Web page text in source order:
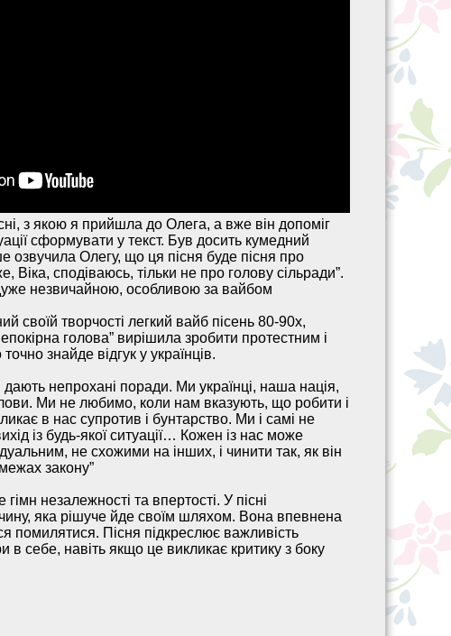
з якою я прийшла до Олега, а вже він допоміг
сформувати у текст. Був досить кумедний
озвучила Олегу, що ця пісня буде пісня про
Віка, сподіваюсь, тільки не про голову сільради”.
незвичайною, особливою за вайбом
своїй творчості легкий вайб пісень 80-90х,
голова” вирішила зробити протестним і
знайде відгук у українців.
дають непрохані поради. Ми українці, наша нація,
Ми не любимо, коли нам вказують, що робити і
в нас супротив і бунтарство. Ми і самі не
із будь-якої ситуації… Кожен із нас може
не схожими на інших, і чинити так, як він
закону”
незалежності та впертості. У пісні
яка рішуче йде своїм шляхом. Вона впевнена
помилятися. Пісня підкреслює важливість
в себе, навіть якщо це викликає критику з боку